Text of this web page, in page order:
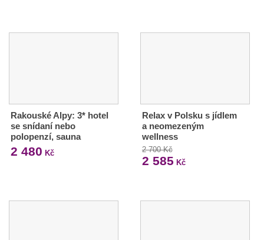
Rakouské Alpy: 3* hotel
se snídaní nebo
polopenzí, sauna
2 480 Kč
Relax v Polsku s jídlem
a neomezeným
wellness
2 700 Kč
2 585 Kč